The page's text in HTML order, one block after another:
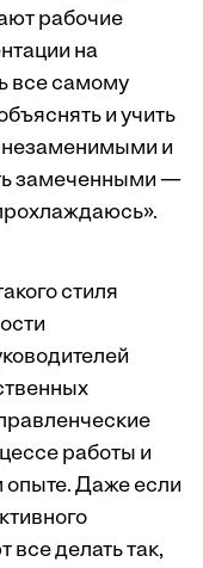
рабочие
на
все самому
и учить
незаменимыми и
замеченными —
стиля
работы и
опыте. Даже если
делать так,